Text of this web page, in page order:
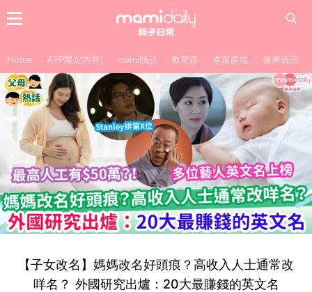
Home APP限定內容! mami熱話 教育路 產前產後 健康資訊
【子女改名】媽媽改名好頭痕？高收入人士通常改
咩名？ 外國研究出爐：20大最賺錢的英文名